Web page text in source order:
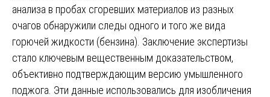
анализа в пробах сгоревших материалов из разных
очагов обнаружили следы одного и того же вида
горючей жидкости (бензина). Заключение экспертизы
стало ключевым вещественным доказательством,
объективно подтверждающим версию умышленного
поджога. Эти данные использовались для изобличения